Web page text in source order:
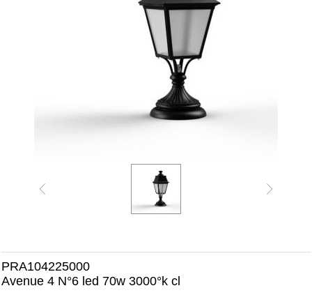
PRA104225000
Avenue 4 N°6 led 70w 3000°k cl